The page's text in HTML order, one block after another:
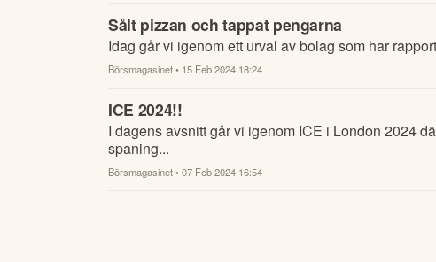
Sålt pizzan och tappat pengarna
Idag går vi igenom ett urval av bolag som har
Börsmagasinet• 15 Feb 2024 18:24
ICE 2024!!
I dagens avsnitt går vi igenom ICE i London 2024
spaning...
Börsmagasinet• 07 Feb 2024 16:54